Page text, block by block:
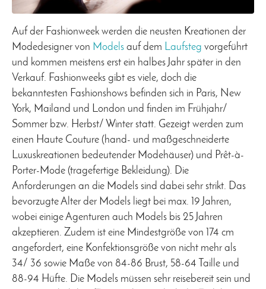
Auf der Fashionweek werden die neusten Kreationen der
Modedesigner von Models auf dem Laufsteg vorgeführt
und kommen meistens erst ein halbes Jahr später in den
Verkauf. Fashionweeks gibt es viele, doch die
bekanntesten Fashionshows befinden sich in Paris, New
York, Mailand und London und finden im Frühjahr/
Sommer bzw. Herbst/ Winter statt. Gezeigt werden zum
einen Haute Couture (hand- und maßgeschneiderte
Luxuskreationen bedeutender Modehäuser) und Prêt-à-
Porter-Mode (tragefertige Bekleidung). Die
Anforderungen an die Models sind dabei sehr strikt. Das
bevorzugte Alter der Models liegt bei max. 19 Jahren,
wobei einige Agenturen auch Models bis 25 Jahren
akzeptieren. Zudem ist eine Mindestgröße von 174 cm
angefordert, eine Konfektionsgröße von nicht mehr als
34/ 36 sowie Maße von 84-86 Brust, 58-64 Taille und
88-94 Hüfte. Die Models müssen sehr reisebereit sein und